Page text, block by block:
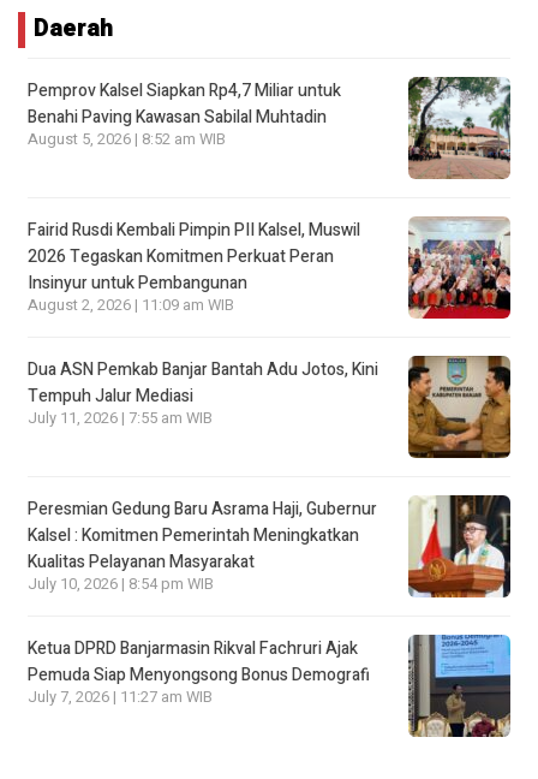
Daerah
Pemprov Kalsel Siapkan Rp4,7 Miliar untuk
Benahi Paving Kawasan Sabilal Muhtadin
August 5, 2026 | 8:52 am WIB
Fairid Rusdi Kembali Pimpin PII Kalsel, Muswil
2026 Tegaskan Komitmen Perkuat Peran
Insinyur untuk Pembangunan
August 2, 2026 | 11:09 am WIB
Dua ASN Pemkab Banjar Bantah Adu Jotos, Kini
Tempuh Jalur Mediasi
July 11, 2026 | 7:55 am WIB
Peresmian Gedung Baru Asrama Haji, Gubernur
Kalsel : Komitmen Pemerintah Meningkatkan
Kualitas Pelayanan Masyarakat
July 10, 2026 | 8:54 pm WIB
Ketua DPRD Banjarmasin Rikval Fachruri Ajak
Pemuda Siap Menyongsong Bonus Demografi
July 7, 2026 | 11:27 am WIB